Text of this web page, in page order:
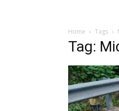
Home Tags
Tag: